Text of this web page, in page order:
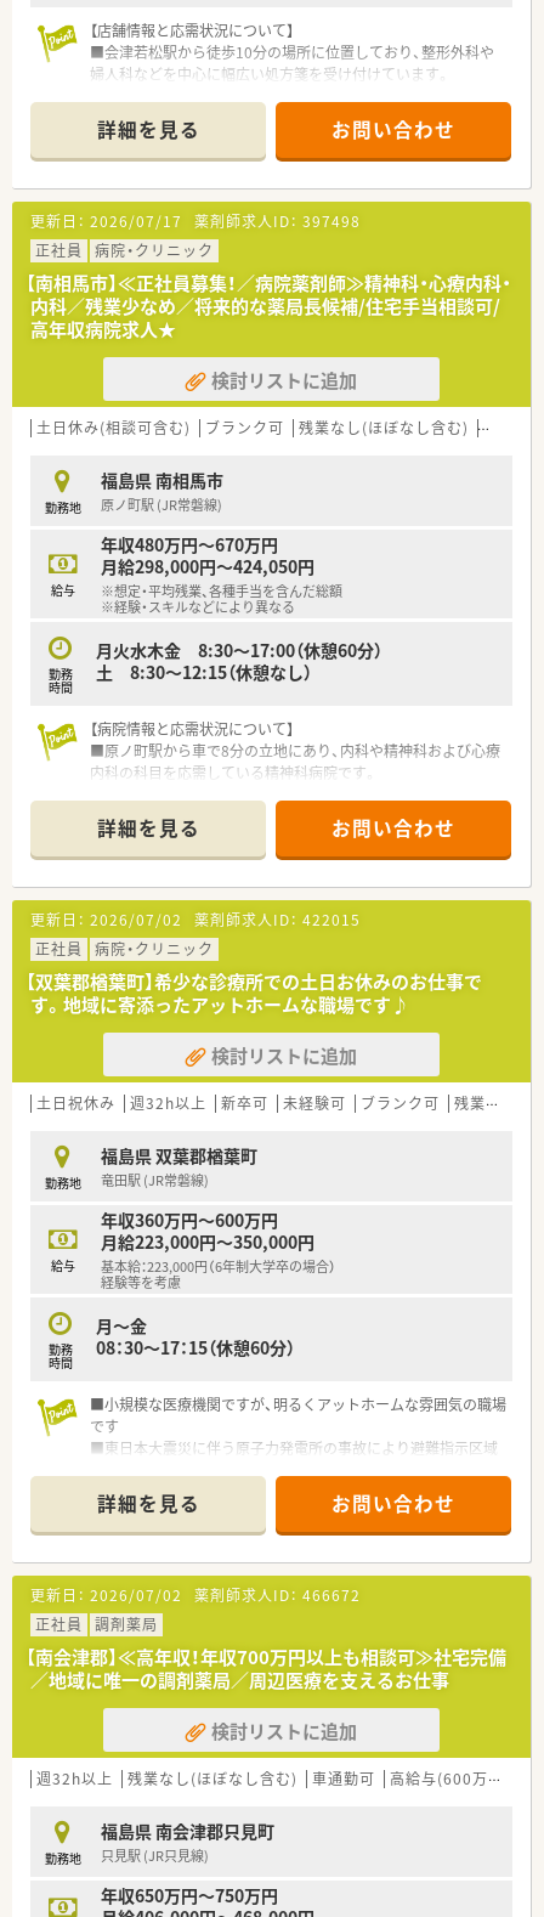
【店舗情報と応需状況について】
■会津若松駅から徒歩10分の場所に位置しており、整形外科や
婦人科などを中心に幅広い処方箋を受け付けています。
ートの薬剤師が協力して丁寧な対応を行っています。
■内科や循環器科の処方箋も応需しているため、地域の患者様に
寄り添いながら幅広い科目の知識を深められる環境です。
【こんな方が活躍中】
■平均年齢37歳と若手から中堅までの薬剤師がバランスよく在
籍しており、それぞれの得意分野を活かして活躍しています。
■10年勤務割合が66.7%と非常に高い定着率を誇っており、幅広
い世代 of のスタッフが安定してキャリアを築いています。
■仕事だけでなく地域の人々との関わりを大切にし、主体的に周
りのサポートへ取り組むスタッフが多く在籍しています。
【やりがい/おすすめポイント】
■ドクターとの信頼関係のもと、安心して調剤や疑義照会に取り
組むことができます。まだお若いドクターのため息が長い経営
■スタッフ全員が協力して一つの課題を成し遂げる風土があり、
仲間と連携しながら仕事を進める喜びを実感できます。
■地域医療と一言で言ってもそのアプローチ方法は様々です。本
来のあるべき医療に関して考え、実践できる風土があります。
【法人特徴について】
■福島県内の会津エリアを中心に店舗展開しており、地域に深く
根ざした医療サービスを提供する密着型企業です。
■代表は40代前半と若く、現場スタッフとの意見交換もスムー
ズに行うことができる風通しの良い組織風土が魅力です。
■学ぶ意欲を全面的にバックアップする社風があり、薬剤師会へ
詳細を見る お問い合わせ
更新日： 2026/07/17 薬剤師求人ID： 397498
正社員
病院・クリニック
【南相馬市】≪正社員募集！／病院薬剤師≫精神科・心療内科・
内科／残業少なめ／将来的な薬局長候補/住宅手当相談可/
高年収病院求人★
検討リストに追加
土日休み(相談可含む) ブランク可 残業なし(ほぼなし含む) 転勤な
勤務地
福島県 南相馬市
原ノ町駅 (JR常磐線)
給与
年収480万円～670万円
月給298,000円～424,050円
※想定・平均残業、各種手当を含んだ総額
※経験・スキルなどにより異なる
勤務
時間
月火水木金 8:30～17:00（休憩60分）
土 8:30～12:15（休憩なし）
【病院情報と応需状況について】
■原ノ町駅から車で8分の立地にあり、内科や精神科および心療
内科の科目を応需している精神科病院です。
箋の調剤や管理業務を円滑に行っています。
■地域で唯一の精神科入院受け入れ体制を整えており、全254床
のうち現在は60床を稼働させています。
【募集背景と求める人物像について】
■ゆくゆくは薬局長を担っていただけるような方を募集してい
ます。病院未経験からでもしっかり安心のサポートがございま
す。
■エリアで唯一の精神科病院のため、やりがいもございます。入
院調剤と外来調剤もご対応いただきます。
■薬局長になりますと薬剤師としての業務だけでなく、他職種と
の連携や協調性も求められます。
【こんな方にオススメ】
一の精神科医療を支える病院での業務です。
■病院経験未経験でもご転職を機に新しいことにチャレンジし
たい方におススメです。
■病院で好条件で勤務を検討したい方。住居手当等も柔軟にご
相談いただけます。
【法人特徴について】
に貢献し続けている組織です。
■震災による一時避難を乗り越えて再開を果たした、地域住民か
らの信頼が厚い医療機関です。
病院運営を目指しています。
詳細を見る お問い合わせ
更新日： 2026/07/02 薬剤師求人ID： 422015
正社員
病院・クリニック
【双葉郡楢葉町】希少な診療所での土日お休みのお仕事で
す。地域に寄添ったアットホームな職場です♪
検討リストに追加
土日祝休み 週32h以上 新卒可 未経験可 ブランク可 残業なし(ほぼなし含む)
勤務地
福島県 双葉郡楢葉町
竜田駅 (JR常磐線)
給与
年収360万円～600万円
月給223,000円～350,000円
基本給：223,000円（6年制大学卒の場合）
経験等を考慮
勤務
時間
月～金
08：30～17：15（休憩60分）
■小規模な医療機関ですが、明るくアットホームな雰囲気の職場
です
■東日本大震災に伴う原子力発電所の事故により避難指示区域
きるよう、患者様に寄り添った医療に取り組んでいます。
■福島県職員採用候補者試験（大学卒程度／民間企業等職務経験
者）への申し込みが必要です。
また、上記試験以外にも雇用できる場合がありますので、詳細
は弊社までご確認下さい。
詳細を見る お問い合わせ
更新日： 2026/07/02 薬剤師求人ID： 466672
正社員
調剤薬局
【南会津郡】≪高年収！年収700万円以上も相談可≫社宅完備
／地域に唯一の調剤薬局／周辺医療を支えるお仕事
検討リストに追加
週32h以上 残業なし(ほぼなし含む) 車通勤可 高給与(600万円以上)
勤務地
福島県 南会津郡只見町
只見駅 (JR只見線)
年収650万円～750万円